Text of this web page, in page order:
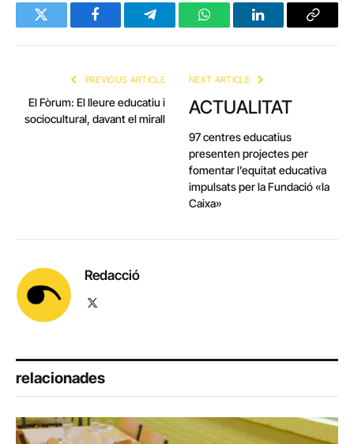
Twitter FacebookTelegramWhatsAppLinkedInCopy
PREVIOUS ARTICLE
El Fòrum: El lleure educatiu i
sociocultural, davant el mirall
NEXT ARTICLE
ACTUALITAT
97 centres educatius
presenten projectes per
fomentar l’equitat educativa
impulsats per la Fundació «la
Caixa»
Redacció
relacionades